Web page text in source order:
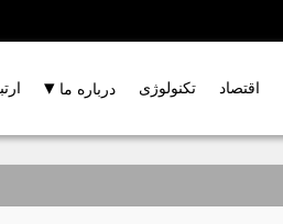
اقتصاد تکنولوژی درباره ما▾